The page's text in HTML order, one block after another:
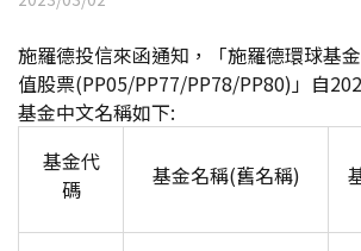
施羅德投信來函通知，「施羅德環球基
值股票(PP05/PP77/PP78/PP80)」自
基金中文名稱如下:
基金代
碼
基金名稱(舊名稱)